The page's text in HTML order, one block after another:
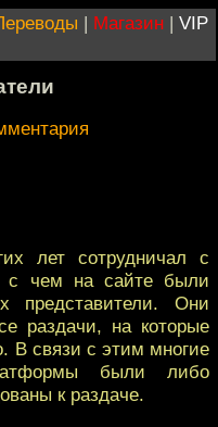
| Магазин | VIP
лет сотрудничал с
с чем на сайте были
представители. Они
раздачи, на которые
В связи с этим многие
были либо
к раздаче.